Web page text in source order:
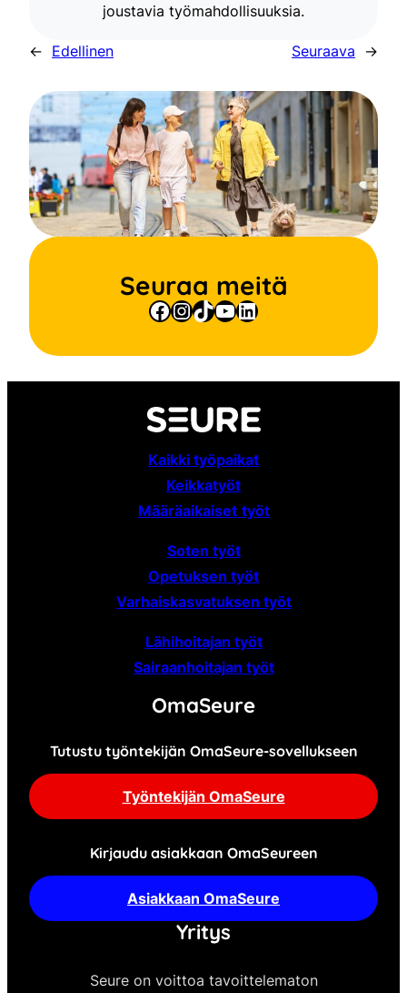
joustavia työmahdollisuuksia.
← Edellinen Seuraava →
Seuraa meitä
Facebook
Instagram
TikTok
YouTube
LinkedIn
Kaikki työpaikat
Keikkatyöt
Määräaikaiset työt
Soten työt
Opetuksen työt
Varhaiskasvatuksen työt
Lähihoitajan työt
Sairaanhoitajan työt
OmaSeure
Tutustu työntekijän OmaSeure-sovellukseen
Työntekijän OmaSeure
Kirjaudu asiakkaan OmaSeureen
Asiakkaan OmaSeure
Yritys
Seure on voittoa tavoittelematon